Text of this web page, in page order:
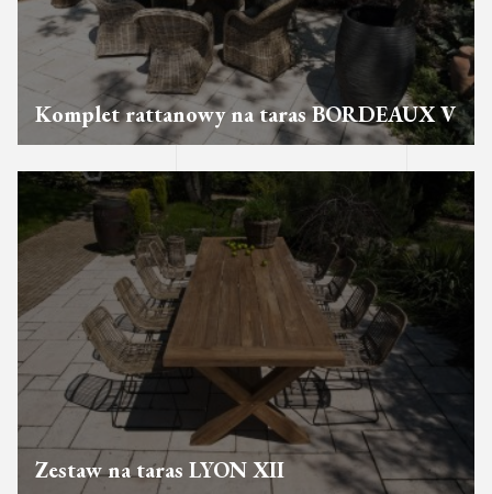
Komplet rattanowy na taras BORDEAUX V
Zestaw na taras LYON XII